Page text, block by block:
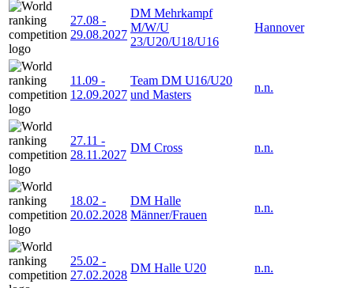
27.08 -
29.08.2027
DM Mehrkampf
M/W/U
23/U20/U18/U16
Hannover
11.09 -
12.09.2027
Team DM U16/U20
und Masters
n.n.
27.11 -
28.11.2027
DM Cross n.n.
18.02 -
20.02.2028
DM Halle
Männer/Frauen
n.n.
25.02 -
27.02.2028
DM Halle U20 n.n.